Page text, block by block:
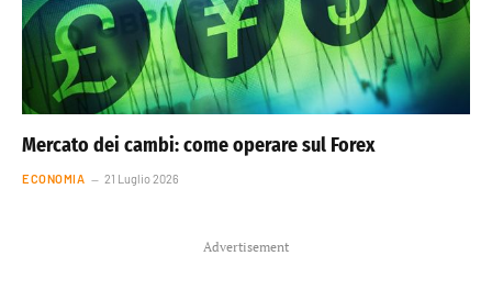
Mercato dei cambi: come operare sul Forex
ECONOMIA 21 Luglio 2026
Advertisement